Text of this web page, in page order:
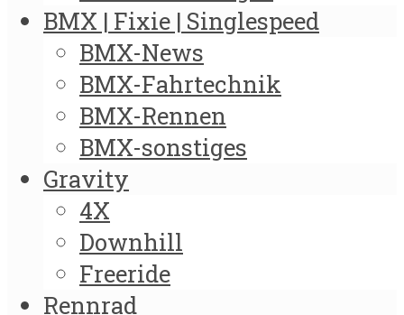
BMX | Fixie | Singlespeed
BMX-News
BMX-Fahrtechnik
BMX-Rennen
BMX-sonstiges
Gravity
4X
Downhill
Freeride
Rennrad